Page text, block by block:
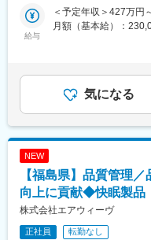
■この求人の魅力
・将来的に洗浄技術
・経済産業省認定の
・創業以来黒字経営
成長性の高い事業基盤
■当社について：
福島県郡山市に本社を
業とするスタンダード
境保全や資源の有効活
・ご要望のヒアリング
・食材、メニューのご
※入社後の試用期間や
ます。郡山営業所は
※出社・朝礼後、依頼
【チームワーク】異業
ムで成長を促す環境が
コミュニケーション体
もあります。
給与
＜予定年収＞427万円
月額（基本給）：
（月によって連動有
円/月■賞与：年2回（
与：年1回※業績により
も目安の金額であり、
月給(月額)は固定手当
気になる
NEW
【福島県】品質管理
向上に貢献◆快眠製品
株式会社エアウィーヴ
正社員 転勤なし